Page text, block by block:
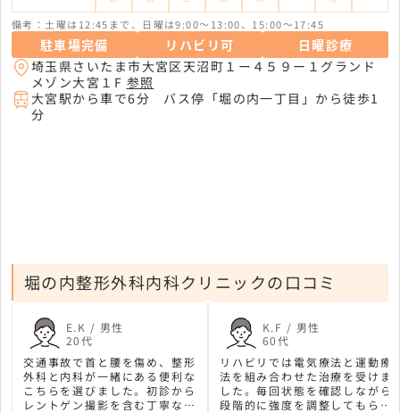
備考：土曜は12:45まで、日曜は9:00～13:00、15:00～17:45
駐車場完備 リハビリ可
日曜診療
埼玉県さいたま市大宮区天沼町１ー４５９ー１グランド
メゾン大宮１F 参照
大宮駅から車で6分 バス停「堀の内一丁目」から徒歩1
分
堀の内整形外科内科クリニックの口コミ
E.K / 男性
20代
交通事故で首と腰を傷め、整形
外科と内科が一緒にある便利な
こちらを選びました。初診から
レントゲン撮影を含む丁寧な診
K.F / 男性
60代
リハビリでは電気療法と運動療
法を組み合わせた治療を受けま
した。毎回状態を確認しながら
段階的に強度を調整してもらえ